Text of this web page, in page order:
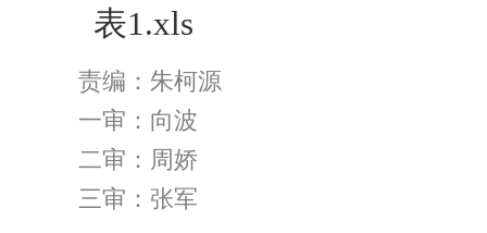
表1.xls
责编：朱柯源
一审：向波
二审：周娇
三审：张军